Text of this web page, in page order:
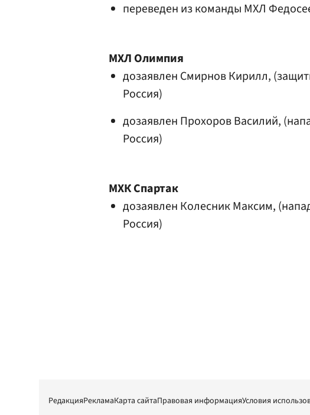
переведен из команды МХЛ
МХЛ Олимпия
дозаявлен Смирнов Кирилл,
Россия)
дозаявлен Прохоров Василий,
Россия)
МХК Спартак
дозаявлен Колесник Максим,
Россия)
РедакцияРекламаКарта сайтаПравовая информацияУсловия